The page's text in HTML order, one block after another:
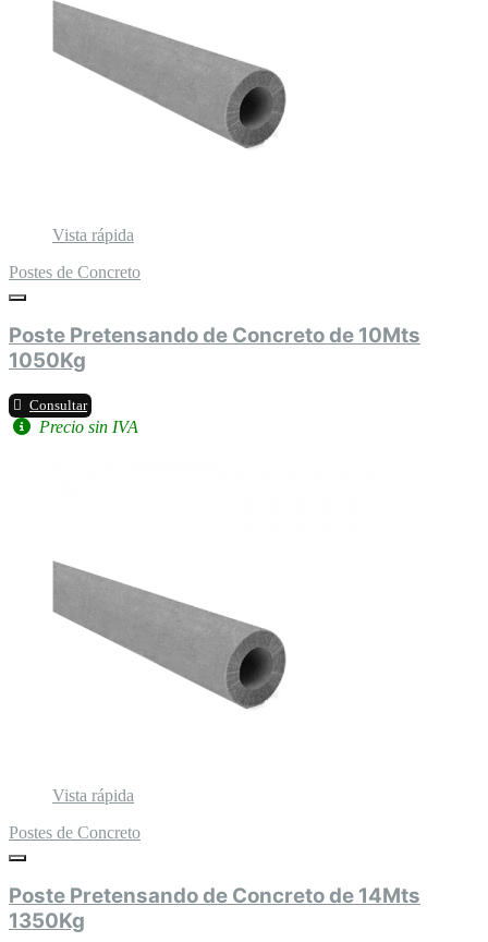
Vista rápida
Postes de Concreto
Poste Pretensando de Concreto de 10Mts
1050Kg
Consultar
Precio sin IVA
Vista rápida
Postes de Concreto
Poste Pretensando de Concreto de 14Mts
1350Kg